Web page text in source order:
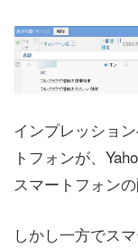
インプレッショ
トフォンが、
スマートフォン
しかし一方でス